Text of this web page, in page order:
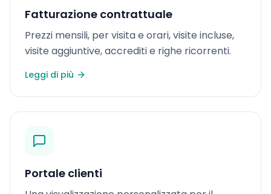
Fatturazione contrattuale
Prezzi mensili, per visita e orari, visite incluse,
visite aggiuntive, accrediti e righe ricorrenti.
Leggi di più
Portale clienti